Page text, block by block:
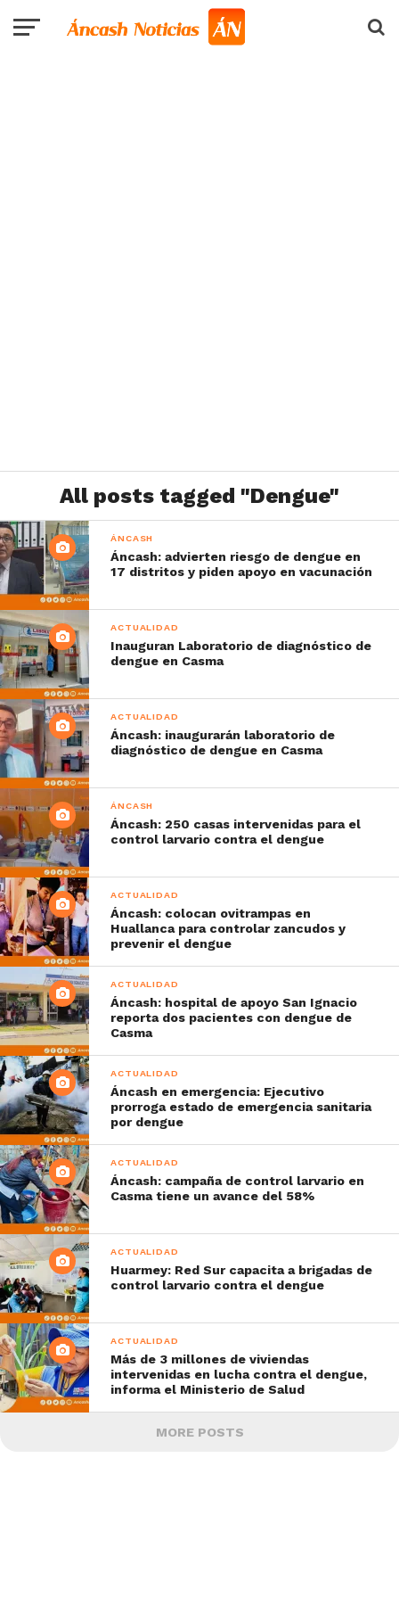
All posts tagged "Dengue"
ÁNCASH
Áncash: advierten riesgo de dengue en
17 distritos y piden apoyo en vacunación
ACTUALIDAD
Inauguran Laboratorio de diagnóstico de
dengue en Casma
ACTUALIDAD
Áncash: inaugurarán laboratorio de
diagnóstico de dengue en Casma
ÁNCASH
Áncash: 250 casas intervenidas para el
control larvario contra el dengue
ACTUALIDAD
Áncash: colocan ovitrampas en
Huallanca para controlar zancudos y
prevenir el dengue
ACTUALIDAD
Áncash: hospital de apoyo San Ignacio
reporta dos pacientes con dengue de
Casma
ACTUALIDAD
Áncash en emergencia: Ejecutivo
prorroga estado de emergencia sanitaria
por dengue
ACTUALIDAD
Áncash: campaña de control larvario en
Casma tiene un avance del 58%
ACTUALIDAD
Huarmey: Red Sur capacita a brigadas de
control larvario contra el dengue
ACTUALIDAD
Más de 3 millones de viviendas
intervenidas en lucha contra el dengue,
informa el Ministerio de Salud
MORE POSTS